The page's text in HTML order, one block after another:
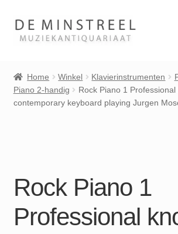
Ga
door
Ga
naar
Contact
Mijn account
Home Winkel Klavierinstrumenten
Piano 2-handig
Rock Piano 1
contemporary keyboard playing Jurgen
Rock Piano 1
Professional